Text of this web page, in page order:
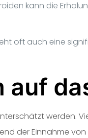
kann die
oft auch eine
werden.
der Einnahme